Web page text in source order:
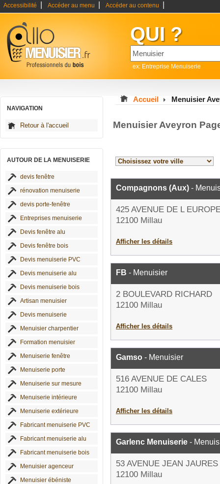
Accessibilité Accéder au menu Accéder au contenu
QUI ?
ex: Entreprise Menuiserie
NAVIGATION
Retour à l'accueil
AUTOUR DE LA MENUISERIE
devis fenêtre
rénovation menuiserie
devis porte-fenêtre
Entreprises menuiserie
Devis fenêtre alu
Devis fenêtre bois
Devis menuiserie PVC
Devis menuiserie alu
Devis menuiserie bois
Artisan menuisier
Devis menuiserie
Menuisier charpentier
Formation menuisier
Menuiserie fenêtre
Menuiserie porte
Menuiserie sur mesure
Menuiserie intérieure
Menuiserie extérieure
Fabricant menuiserie PVC
Fabricant menuiserie alu
Fabricant menuiserie bois
Menuisier agenceur
Menuisier ébéniste
Accueil Menuisier
Menuisier Aveyron
Compagnons (Aux) -
425 AVENUE DE L
12100 Millau
Afficher les détails
FB - Menuisier
2 BOULEVARD RICHARD
12100 Millau
Afficher les détails
Gamso - Menuisier
516 AVENUE DE CALES
12100 Millau
Afficher les détails
Garlenc Menuiserie -
53 AVENUE JEAN JAURES
12100 Millau